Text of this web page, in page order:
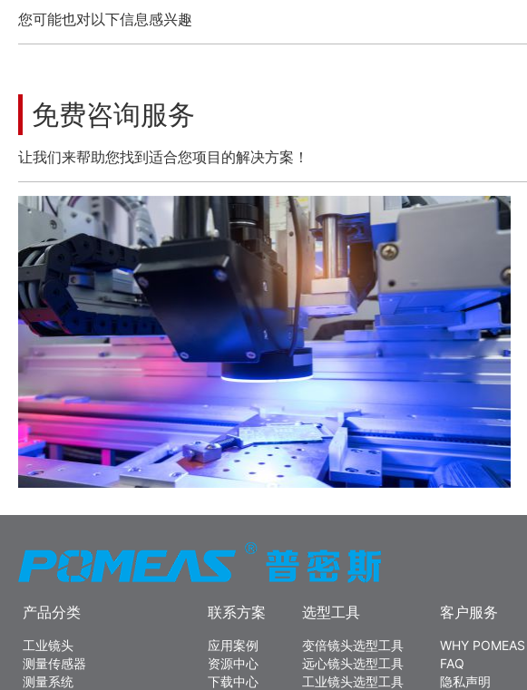
您可能也对以下信息感兴趣
免费咨询服务
让我们来帮助您找到适合您项目的解决方案！
产品分类
工业镜头
测量传感器
测量系统
联系方案
应用案例
资源中心
下载中心
选型工具
变倍镜头选型工具
远心镜头选型工具
工业镜头选型工具
客户服务
WHY POMEAS
FAQ
隐私声明